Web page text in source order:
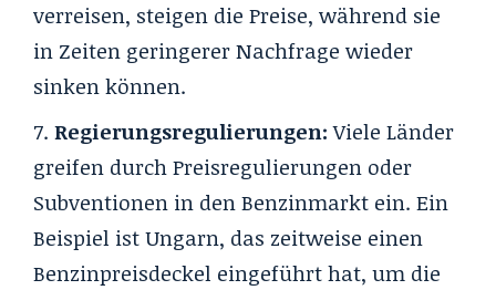
verreisen, steigen die Preise, während sie
in Zeiten geringerer Nachfrage wieder
sinken können.
Regierungsregulierungen:Viele Länder
greifen durch Preisregulierungen oder
Subventionen in den Benzinmarkt ein. Ein
Beispiel ist Ungarn, das zeitweise einen
Benzinpreisdeckel eingeführt hat, um die